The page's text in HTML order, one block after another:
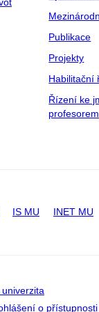
Publikace
Projekty
Habilitační
Řízení ke
profesorem
IS MU INET MU
o přístupnosti